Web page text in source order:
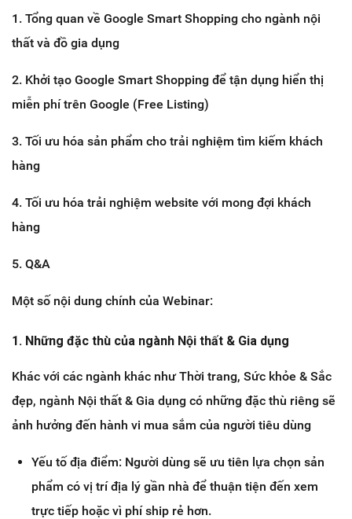
1. Tổng quan về Google Smart Shopping cho ngành nội
thất và đồ gia dụng
2. Khởi tạo Google Smart Shopping để tận dụng hiển thị
miễn phí trên Google (Free Listing)
3. Tối ưu hóa sản phẩm cho trải nghiệm tìm kiếm khách
hàng
4. Tối ưu hóa trải nghiệm website với mong đợi khách
hàng
5. Q&A
Một số nội dung chính của Webinar:
1. Những đặc thù của ngành Nội thất & Gia dụng
Khác với các ngành khác như Thời trang, Sức khỏe & Sắc
đẹp, ngành Nội thất & Gia dụng có những đặc thù riêng sẽ
ảnh hưởng đến hành vi mua sắm của người tiêu dùng
Yếu tố địa điểm: Người dùng sẽ ưu tiên lựa chọn sản
phẩm có vị trí địa lý gần nhà để thuận tiện đến xem
trực tiếp hoặc vì phí ship rẻ hơn.